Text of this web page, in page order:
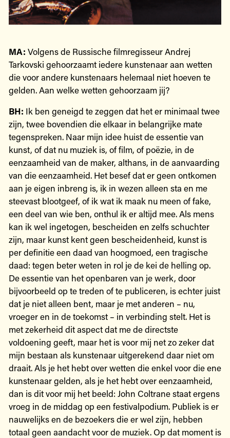
MA: Volgens de Russische filmregisseur Andrej
Tarkovski gehoorzaamt iedere kunstenaar aan wetten
die voor andere kunstenaars helemaal niet hoeven te
gelden. Aan welke wetten gehoorzaam jij?
BH: Ik ben geneigd te zeggen dat het er minimaal twee
zijn, twee bovendien die elkaar in belangrijke mate
tegenspreken. Naar mijn idee huist de essentie van
kunst, of dat nu muziek is, of film, of poëzie, in de
eenzaamheid van de maker, althans, in de aanvaarding
van die eenzaamheid. Het besef dat er geen ontkomen
aan je eigen inbreng is, ik in wezen alleen sta en me
steevast blootgeef, of ik wat ik maak nu meen of fake,
een deel van wie ben, onthul ik er altijd mee. Als mens
kan ik wel ingetogen, bescheiden en zelfs schuchter
zijn, maar kunst kent geen bescheidenheid, kunst is
per definitie een daad van hoogmoed, een tragische
daad: tegen beter weten in rol je de kei de helling op.
De essentie van het openbaren van je werk, door
bijvoorbeeld op te treden of te publiceren, is echter juist
dat je niet alleen bent, maar je met anderen – nu,
vroeger en in de toekomst – in verbinding stelt. Het is
met zekerheid dit aspect dat me de directste
voldoening geeft, maar het is voor mij net zo zeker dat
mijn bestaan als kunstenaar uitgerekend daar niet om
draait. Als je het hebt over wetten die enkel voor die ene
kunstenaar gelden, als je het hebt over eenzaamheid,
dan is dit voor mij het beeld: John Coltrane staat ergens
vroeg in de middag op een festivalpodium. Publiek is er
nauwelijks en de bezoekers die er wel zijn, hebben
totaal geen aandacht voor de muziek. Op dat moment is